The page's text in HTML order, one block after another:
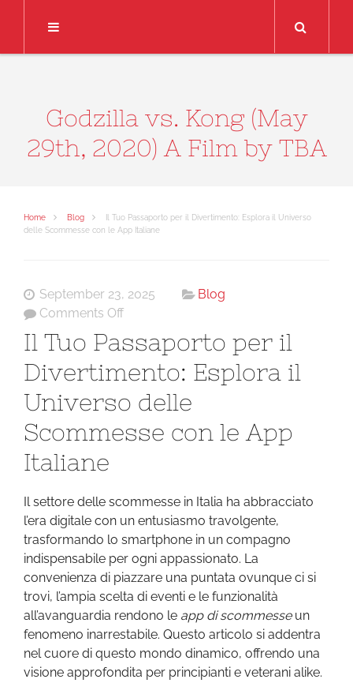
Godzilla vs. Kong (May
29th, 2020) A Film by TBA
Home Blog
Il Tuo Passaporto per il Divertimento: Esplora il Universo
delle Scommesse con le App Italiane
September 23, 2025
Blog
Comments Offon
Tuo
Passaporto
il
Divertimento:
Esplora
delle
Scommesse
con
le
App
Italiane
Il Tuo Passaporto per il
Divertimento: Esplora il
Universo delle
Scommesse con le App
Italiane
Il settore delle scommesse in Italia ha abbracciato
l’era digitale con un entusiasmo travolgente,
trasformando lo smartphone in un compagno
indispensabile per ogni appassionato. La
convenienza di piazzare una puntata ovunque ci si
trovi, l’ampia scelta di eventi e le funzionalità
all’avanguardia rendono le app di scommesseun
fenomeno inarrestabile. Questo articolo si addentra
nel cuore di questo mondo dinamico, offrendo una
visione approfondita per principianti e veterani alike.